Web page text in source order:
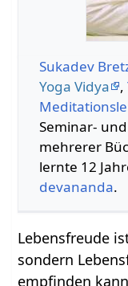
Sukadev
Yoga Vidya
,
Seminar-
mehrerer
lernte 12
devananda.
Lebensfreude
sondern
empfinden